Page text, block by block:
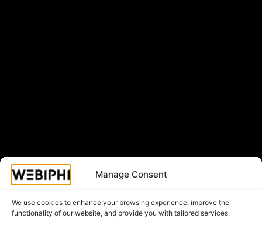
Manage Consent
We use cookies to enhance your browsing experience, improve the
functionality of our website, and provide you with tailored services.